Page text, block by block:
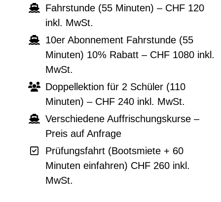
Fahrstunde (55 Minuten) – CHF 120
inkl. MwSt.
10er Abonnement Fahrstunde (55
Minuten) 10% Rabatt – CHF 1080 inkl.
MwSt.
Doppellektion für 2 Schüler (110
Minuten) – CHF 240 inkl. MwSt.
Verschiedene Auffrischungskurse –
Preis auf Anfrage
Prüfungsfahrt (Bootsmiete + 60
Minuten einfahren) CHF 260 inkl.
MwSt.